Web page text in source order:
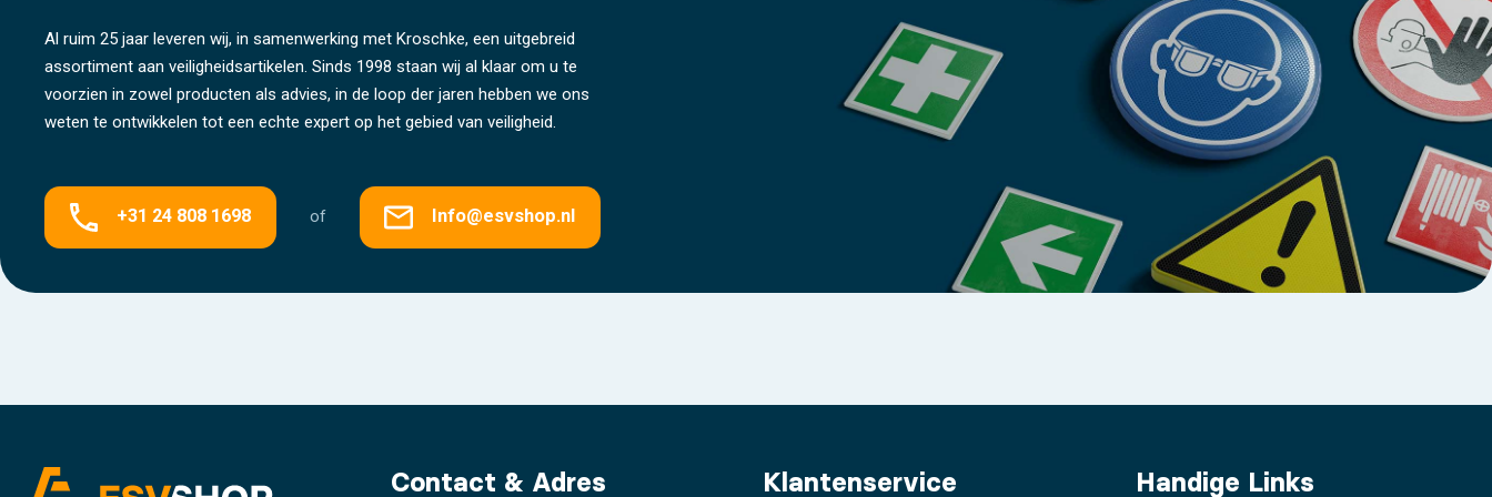
Al ruim 25 jaar leveren wij, in samenwerking met Kroschke, een uitgebreid
assortiment aan veiligheidsartikelen. Sinds 1998 staan wij al klaar om u te
voorzien in zowel producten als advies, in de loop der jaren hebben we ons
weten te ontwikkelen tot een echte expert op het gebied van veiligheid.
+31 24 808 1698 of Info@esvshop.nl
Contact & Adres Klantenservice Handige Links